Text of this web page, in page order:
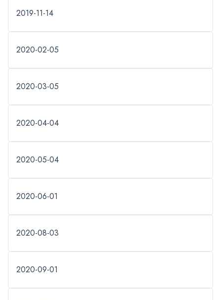
2019-11-14
2020-02-05
2020-03-05
2020-04-04
2020-05-04
2020-06-01
2020-08-03
2020-09-01